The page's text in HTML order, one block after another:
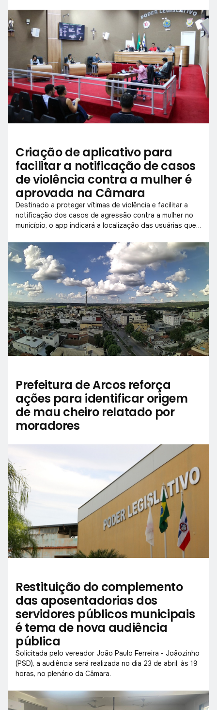
Criação de aplicativo para
facilitar a notificação de casos
de violência contra a mulher é
aprovada na Câmara
Destinado a proteger vítimas de violência e facilitar a
notificação dos casos de agressão contra a mulher no
município, o app indicará a localização das usuárias que
segurança se dirijam ao local.
Prefeitura de Arcos reforça
ações para identificar origem
de mau cheiro relatado por
moradores
Restituição do complemento
das aposentadorias dos
servidores públicos municipais
é tema de nova audiência
pública
Solicitada pelo vereador João Paulo Ferreira - Joãozinho
(PSD), a audiência será realizada no dia 23 de abril, às 19
horas, no plenário da Câmara.